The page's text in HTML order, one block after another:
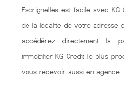
Escrignelles est facile avec KG
de la localité de votre adresse
accédérez directement la
immobilier KG Crédit le plus
vous recevoir aussi en agence.